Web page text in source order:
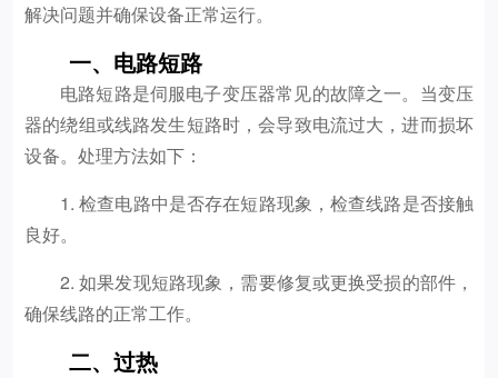
解决问题并确保设备正常运行。
一、电路短路
电路短路是伺服电子变压器常见的故障之一。当变压
器的绕组或线路发生短路时，会导致电流过大，进而损坏
设备。处理方法如下：
1. 检查电路中是否存在短路现象，检查线路是否接触
良好。
2. 如果发现短路现象，需要修复或更换受损的部件，
确保线路的正常工作。
二、过热